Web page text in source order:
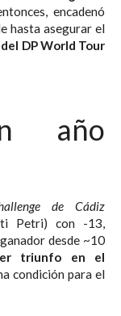
DP World Tour
año
de Cádiz
Petri) con -13,
desde ~10
triunfo en el
condición para el